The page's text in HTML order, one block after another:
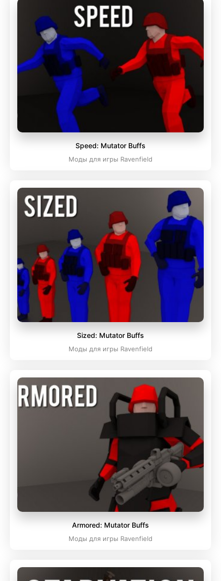
Speed: Mutator Buffs
Моды для игры Ravenfield
Sized: Mutator Buffs
Моды для игры Ravenfield
Armored: Mutator Buffs
Моды для игры Ravenfield